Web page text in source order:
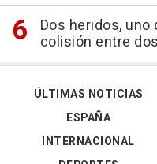
Dos heridos,
colisión entre
ÚLTIMAS NOTICIAS
ESPAÑA
INTERNACIONAL